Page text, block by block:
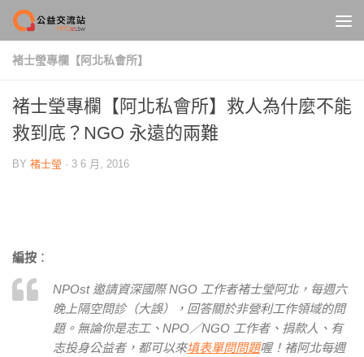
Skip to content
褚士瑩專欄【阿北私會所】
褚士瑩專欄【阿北私會所】救人為什麼不能
救到底？NGO 永遠的兩難
BY 褚士瑩 · 3 6 月, 2016
編按 ：
NPOst 邀請資深國際 NGO 工作者褚士瑩阿北，每週六
晚上隔空問診（大誤），回答關於非營利工作領域的問
題。無論你是志工、NPO／NGO 工作者、捐款人、有
志投身公益者，都可以來填表單問問題喔！褚阿北每週